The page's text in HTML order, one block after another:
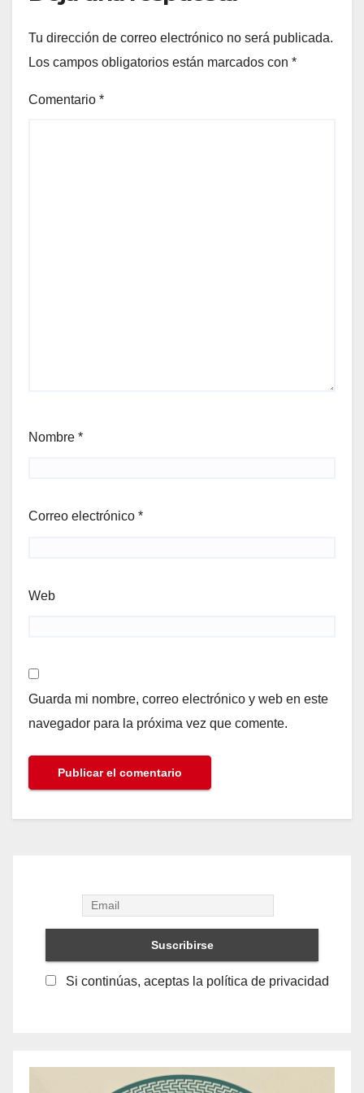
Tu dirección de correo electrónico no será publicada.
Los campos obligatorios están marcados con *
Comentario *
Nombre *
Correo electrónico *
Web
Guarda mi nombre, correo electrónico y web en este
navegador para la próxima vez que comente.
Si continúas, aceptas la política de privacidad